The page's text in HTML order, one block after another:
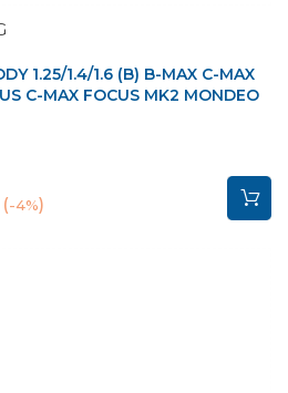
1.25/1.4/1.6 (B) B-MAX C-MAX
C-MAX FOCUS MK2 MONDEO
-4%